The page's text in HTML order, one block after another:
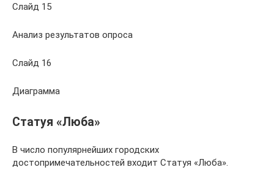
Слайд 15
Анализ результатов опроса
Слайд 16
Диаграмма
Статуя «Люба»
В число популярнейших городских
достопримечательностей входит Статуя «Люба».